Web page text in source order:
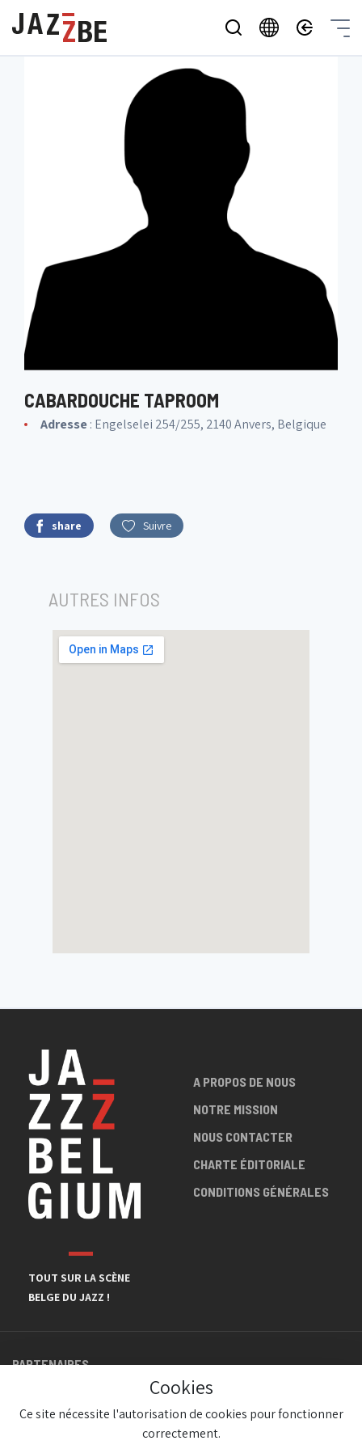
CABARDOUCHE TAPROOM
Adresse: Engelselei 254/255, 2140 Anvers, Belgique
share Suivre
AUTRES INFOS
TOUT SUR LA SCÈNE
BELGE DU JAZZ !
A PROPOS DE NOUS
NOTRE MISSION
NOUS CONTACTER
CHARTE ÉDITORIALE
CONDITIONS GÉNÉRALES
PARTENAIRES
Cookies
Ce site nécessite l'autorisation de cookies pour fonctionner
correctement.